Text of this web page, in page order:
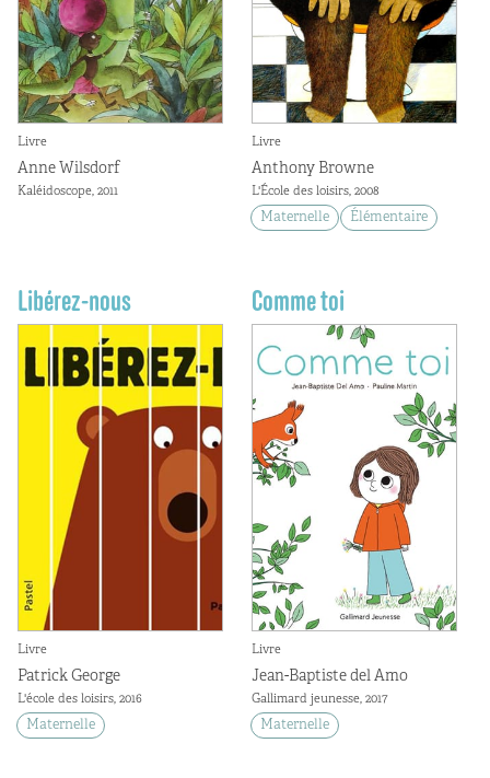
Livre
Anne Wilsdorf
Kaléidoscope, 2011
Livre
Anthony Browne
L'École des loisirs, 2008
Maternelle Élémentaire
Libérez-nous
Livre
Patrick George
L'école des loisirs, 2016
Maternelle
Comme toi
Livre
Jean-Baptiste del Amo
Gallimard jeunesse, 2017
Maternelle